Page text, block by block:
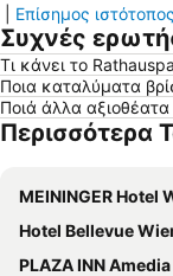
Επίσημος ιστότοπος
Συχνές
Τι κάνει το
Ποια καταλύματα
Ποιά άλλα
Περισσότερα
MEININGER Hotel Wien
Hotel Bellevue
PLAZA INN